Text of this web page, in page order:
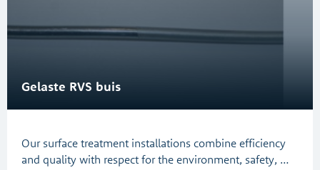
Gelaste RVS buis
Our surface treatment installations combine efficiency
and quality with respect for the environment, safety, …